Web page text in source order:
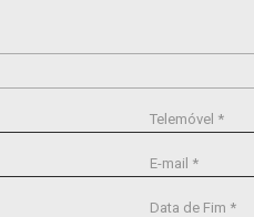
Telemóvel *
E-mail *
Data de Fim *